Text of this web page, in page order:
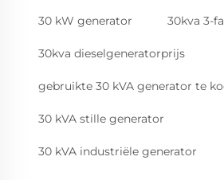
30 kW generator 30kva 3-
30kva dieselgeneratorprijs
gebruikte 30 kVA generator te
30 kVA stille generator
30 kVA industriële generator